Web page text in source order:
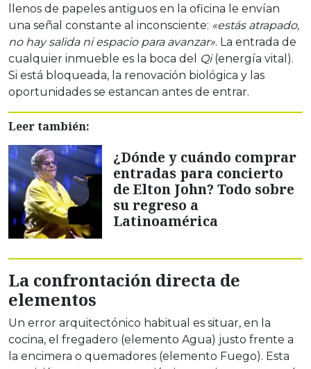
llenos de papeles antiguos en la oficina le envían
una señal constante al inconsciente: «estás atrapado,
no hay salida ni espacio para avanzar». La entrada de
cualquier inmueble es la boca del
Qi(energía vital).
Si está bloqueada, la renovación biológica y las
oportunidades se estancan antes de entrar.
Leer también:
¿Dónde y cuándo comprar
entradas para concierto
de Elton John? Todo sobre
su regreso a
Latinoamérica
La confrontación directa de
elementos
Un error arquitectónico habitual es situar, en la
cocina, el fregadero (elemento Agua) justo frente a
la encimera o quemadores (elemento Fuego). Esta